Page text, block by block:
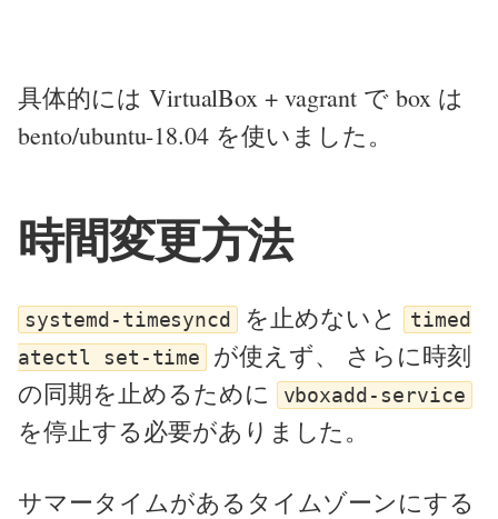
具体的には VirtualBox + vagrant で box は
bento/ubuntu-18.04 を使いました。
時間変更方法
systemd-timesyncd を止めないと
timed
atectl set-time
が使えず、 さらに時刻
の同期を止めるために
vboxadd-service
を停止する必要がありました。
サマータイムがあるタイムゾーンにする